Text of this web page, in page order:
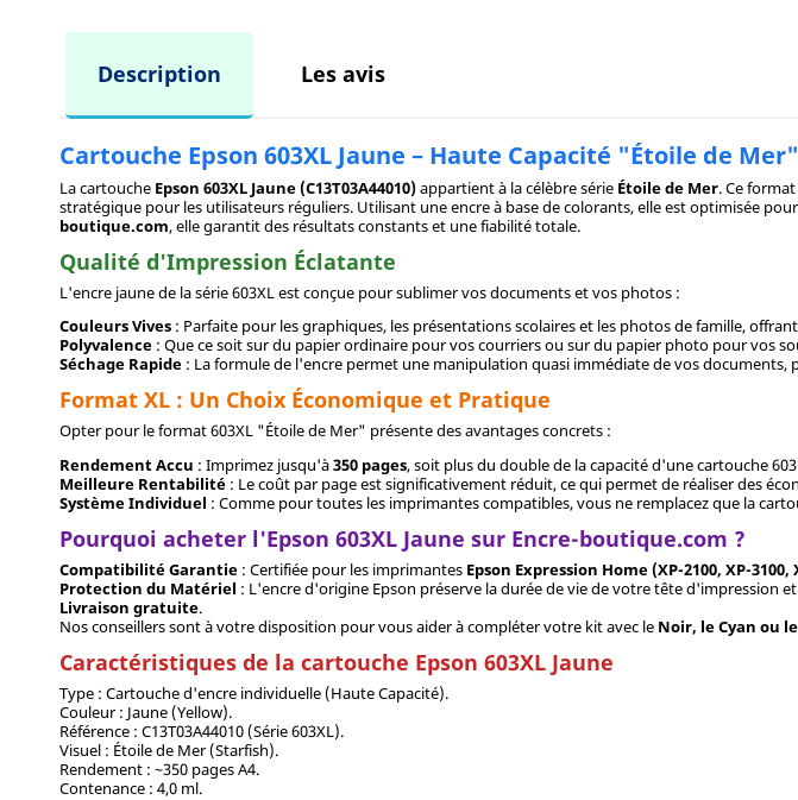
Description Les avis
Cartouche Epson 603XL Jaune – Haute Capacité "Étoile de Mer"
La cartouche Epson 603XL Jaune (C13T03A44010)appartient à la célèbre série Étoile de Mer. Ce
stratégique pour les utilisateurs réguliers. Utilisant une encre à base de colorants, elle est optimisée
boutique.com, elle garantit des résultats constants et une fiabilité totale.
Qualité d'Impression Éclatante
L'encre jaune de la série 603XL est conçue pour sublimer vos documents et vos photos :
Couleurs Vives : Parfaite pour les graphiques, les présentations scolaires et les photos de famille,
Polyvalence : Que ce soit sur du papier ordinaire pour vos courriers ou sur du papier photo pour vos
Séchage Rapide : La formule de l'encre permet une manipulation quasi immédiate de vos documents,
Format XL : Un Choix Économique et Pratique
Opter pour le format 603XL "Étoile de Mer" présente des avantages concrets :
Rendement Accu : Imprimez jusqu'à350 pages, soit plus du double de la capacité d'une cartouche
Meilleure Rentabilité : Le coût par page est significativement réduit, ce qui permet de réaliser des
Système Individuel : Comme pour toutes les imprimantes compatibles, vous ne remplacez que la
Pourquoi acheter l'Epson 603XL Jaune sur Encre-boutique.com ?
Compatibilité Garantie : Certifiée pour les imprimantes Epson Expression Home (XP-2100, XP-3100,
Protection du Matériel : L'encre d'origine Epson préserve la durée de vie de votre tête d'impression
Livraison gratuite.
Nos conseillers sont à votre disposition pour vous aider à compléter votre kit avec le Noir, le Cyan ou
Caractéristiques de la cartouche Epson 603XL Jaune
Type : Cartouche d'encre individuelle (Haute Capacité).
Couleur : Jaune (Yellow).
Référence : C13T03A44010 (Série 603XL).
Visuel : Étoile de Mer (Starfish).
Rendement : ~350 pages A4.
Contenance : 4,0 ml.